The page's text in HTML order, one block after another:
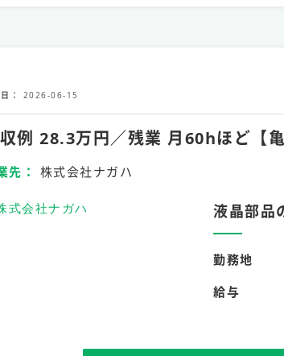
2026-06-15
例 28.3万円／残業 月60hほど【
先 株式会社ナガハ
液晶部品
勤務地
給与